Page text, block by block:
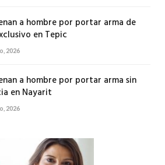
a hombre por portar arma de
en Tepic
2026
a hombre por portar arma sin
en Nayarit
2026